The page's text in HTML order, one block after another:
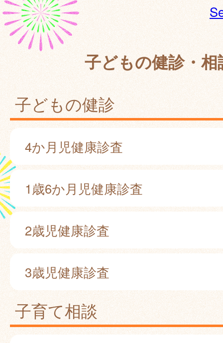
子どもの健診・相
子どもの健診
4か月児健康診査
1歳6か月児健康診査
2歳児健康診査
3歳児健康診査
子育て相談